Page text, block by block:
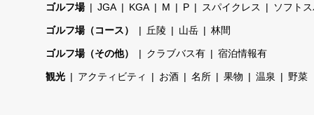
ゴルフ場 JGA KGA M P スパイクレス ソフト
ゴルフ場（コース） 丘陵 山岳 林間
ゴルフ場（その他） クラブバス有 宿泊情報有
観光 アクティビティ お酒 名所 果物 温泉 野菜